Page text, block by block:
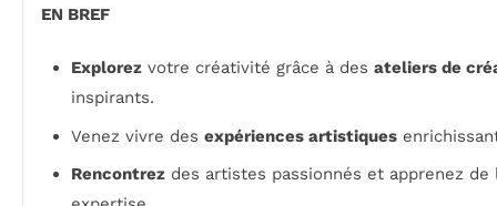
EN BREF
Explorez votre créativité grâce à des ateliers de
inspirants.
Venez vivre des expériences artistiques
Rencontrez des artistes passionnés et apprenez de